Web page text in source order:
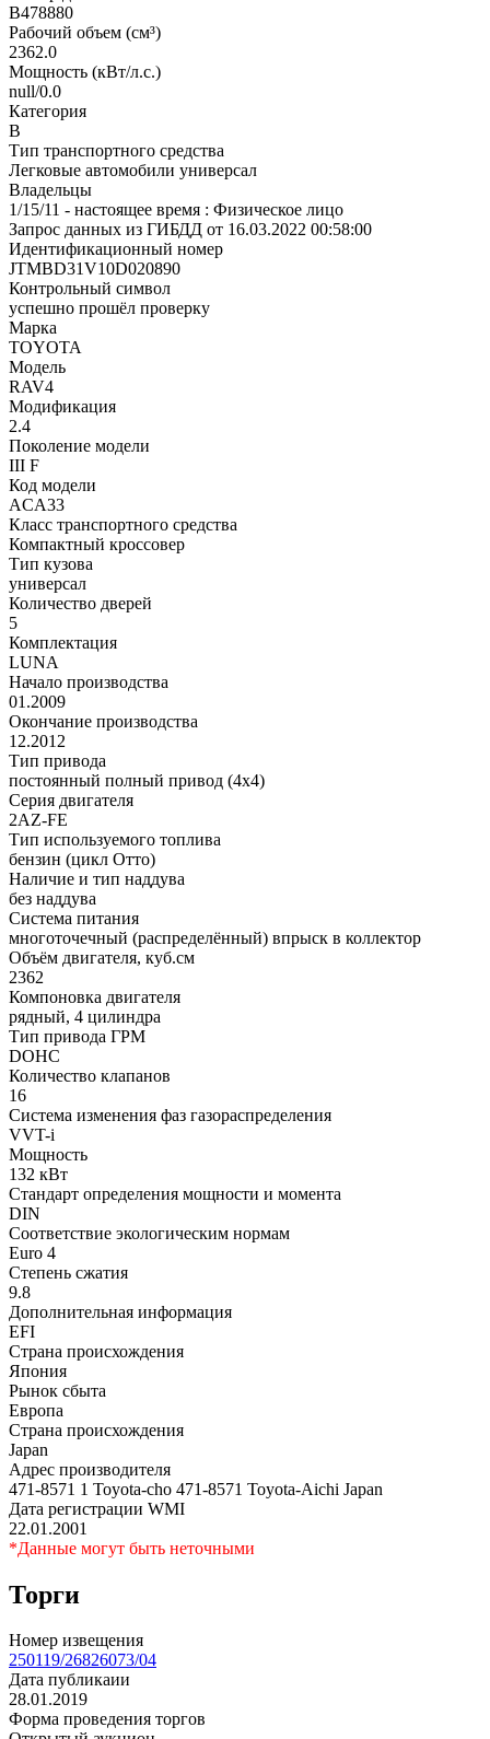
В478880
Рабочий объем (см³)
2362.0
Мощность (кВт/л.с.)
null/0.0
Категория
В
Тип транспортного средства
Легковые автомобили универсал
Владельцы
1/15/11 - настоящее время : Физическое лицо
Запрос данных из ГИБДД от 16.03.2022 00:58:00
Идентификационный номер
JTMBD31V10D020890
Контрольный символ
успешно прошёл проверку
Марка
TOYOTA
Модель
RAV4
Модификация
2.4
Поколение модели
III F
Код модели
ACA33
Класс транспортного средства
Компактный кроссовер
Тип кузова
универсал
Количество дверей
5
Комплектация
LUNA
Начало производства
01.2009
Окончание производства
12.2012
Тип привода
постоянный полный привод (4x4)
Серия двигателя
2AZ-FE
Тип используемого топлива
бензин (цикл Отто)
Наличие и тип наддува
без наддува
Система питания
многоточечный (распределённый) впрыск в коллектор
Объём двигателя, куб.см
2362
Компоновка двигателя
рядный, 4 цилиндра
Тип привода ГРМ
DOHC
Количество клапанов
16
Система изменения фаз газораспределения
VVT-i
Мощность
132 кВт
Стандарт определения мощности и момента
DIN
Соответствие экологическим нормам
Euro 4
Степень сжатия
9.8
Дополнительная информация
EFI
Страна происхождения
Япония
Рынок сбыта
Европа
Страна происхождения
Japan
Адрес производителя
471-8571 1 Toyota-cho 471-8571 Toyota-Aichi Japan
Дата регистрации WMI
22.01.2001
*Данные могут быть неточными
Торги
Номер извещения
250119/26826073/04
Дата публикаии
28.01.2019
Форма проведения торгов